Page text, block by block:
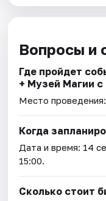
Вопросы и
Где пройдет
+ Музей Магии
Место проведения:
Когда
Дата и время: 14
15:00.
Сколько стоит